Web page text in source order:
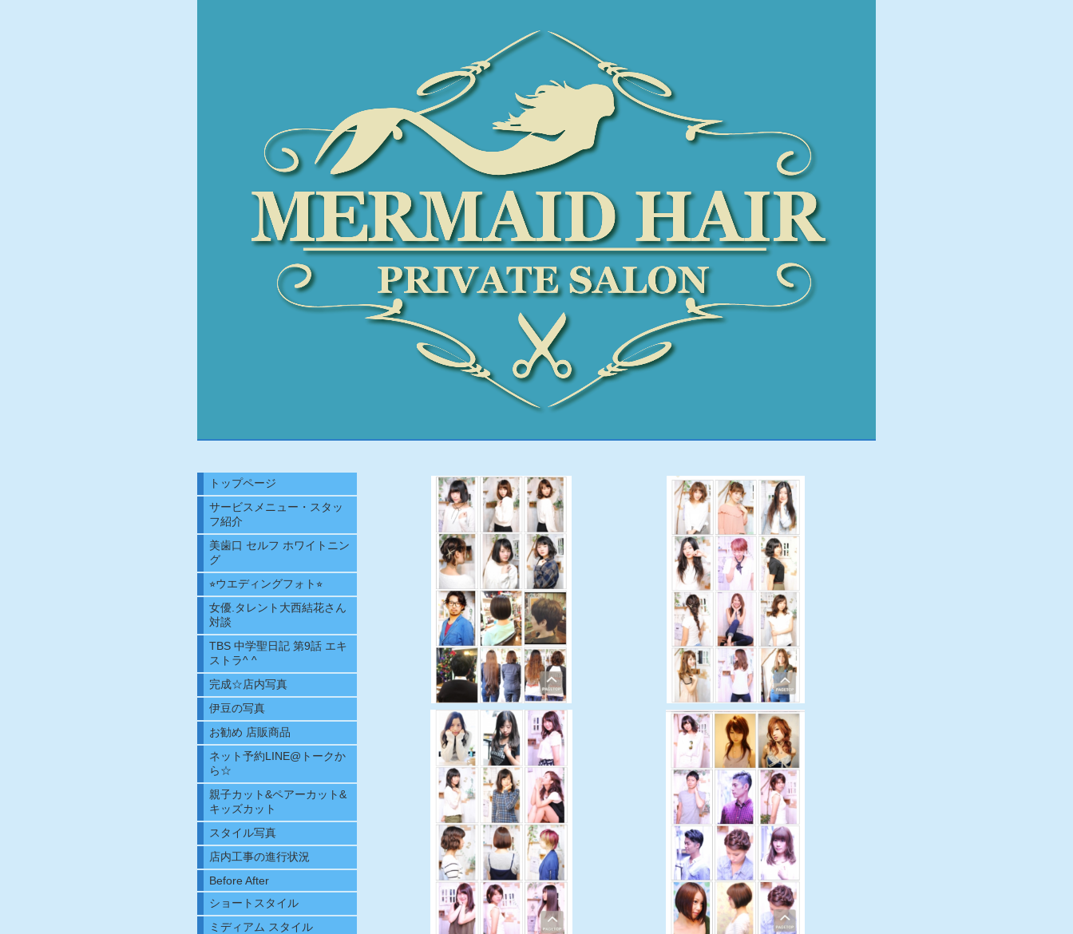
トップページ
サービスメニュー・スタッ
フ紹介
美歯口 セルフ ホワイトニン
グ
⭐︎ウエディングフォト⭐︎
女優.タレント大西結花さん
対談
TBS 中学聖日記 第9話 エキ
ストラ^ ^
完成☆店内写真
伊豆の写真
お勧め 店販商品
ネット予約LINE@トークか
ら☆
親子カット&ペアーカット&
キッズカット
スタイル写真
店内工事の進行状況
Before After
ショートスタイル
ミディアム スタイル